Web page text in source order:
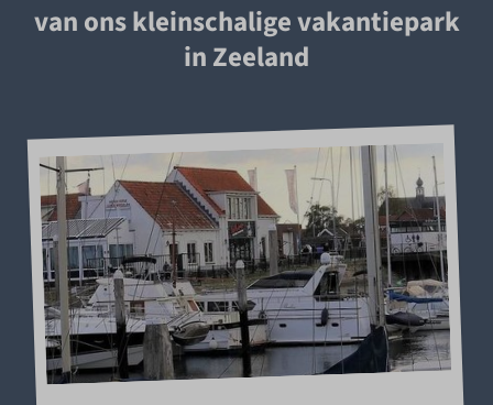
van ons kleinschalige vakantiepark
in Zeeland